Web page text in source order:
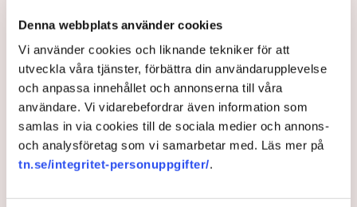
Denna webbplats använder cookies
Vi använder cookies och liknande tekniker för att
utveckla våra tjänster, förbättra din användarupplevelse
och anpassa innehållet och annonserna till våra
användare. Vi vidarebefordrar även information som
samlas in via cookies till de sociala medier och annons-
och analysföretag som vi samarbetar med. Läs mer på
tn.se/integritet-personuppgifter/.
”Jag befarar att vi kommer få se en liknande utveckling som i
Danmark. Det vore bättre att i stället underlätta för de företag som
Tell